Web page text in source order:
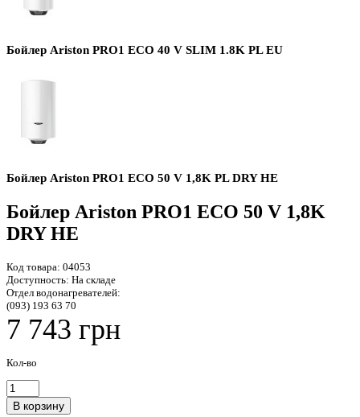
Бойлер Ariston PRO1 ECO 40 V SLIM 1.8K PL EU
Бойлер Ariston PRO1 ECO 50 V 1,8K PL DRY HE
Бойлер Ariston PRO1 ECO 50 V 1,8K
DRY HE
Код товара: 04053
Доступность: На складе
Отдел водонагревателей:
(093) 193 63 70
7 743 грн
Кол-во